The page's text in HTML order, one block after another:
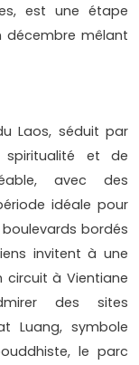
est une étape
décembre mêlant
Laos, séduit par
spiritualité et de
avec des
idéale pour
bordés
invitent à une
circuit à Vientiane
des sites
Luang, symbole
le parc